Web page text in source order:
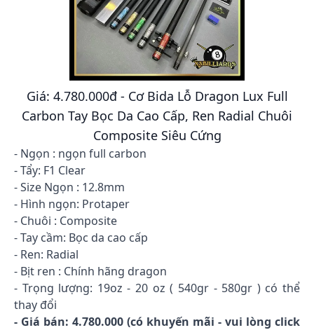
Giá: 4.780.000đ - Cơ Bida Lỗ Dragon Lux Full
Carbon Tay Bọc Da Cao Cấp, Ren Radial Chuôi
Composite Siêu Cứng
- Ngọn : ngọn full carbon
- Tẩy: F1 Clear
- Size Ngọn : 12.8mm
- Hình ngọn: Protaper
- Chuôi : Composite
- Tay cầm: Bọc da cao cấp
- Ren: Radial
- Bịt ren : Chính hãng dragon
- Trọng lượng: 19oz - 20 oz ( 540gr - 580gr ) có thể
thay đổi
- Giá bán: 4.780.000 (có khuyến mãi - vui lòng click